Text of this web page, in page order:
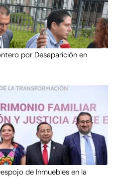
por Desaparición en
de Inmuebles en la